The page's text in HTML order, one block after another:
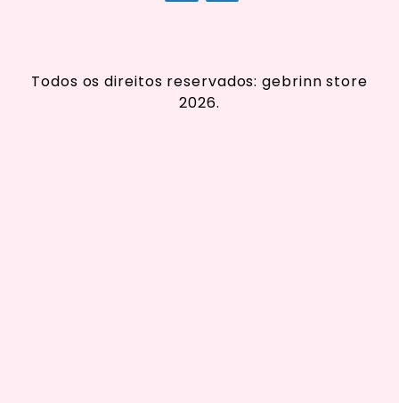
Todos os direitos reservados: gebrinn store
2026.